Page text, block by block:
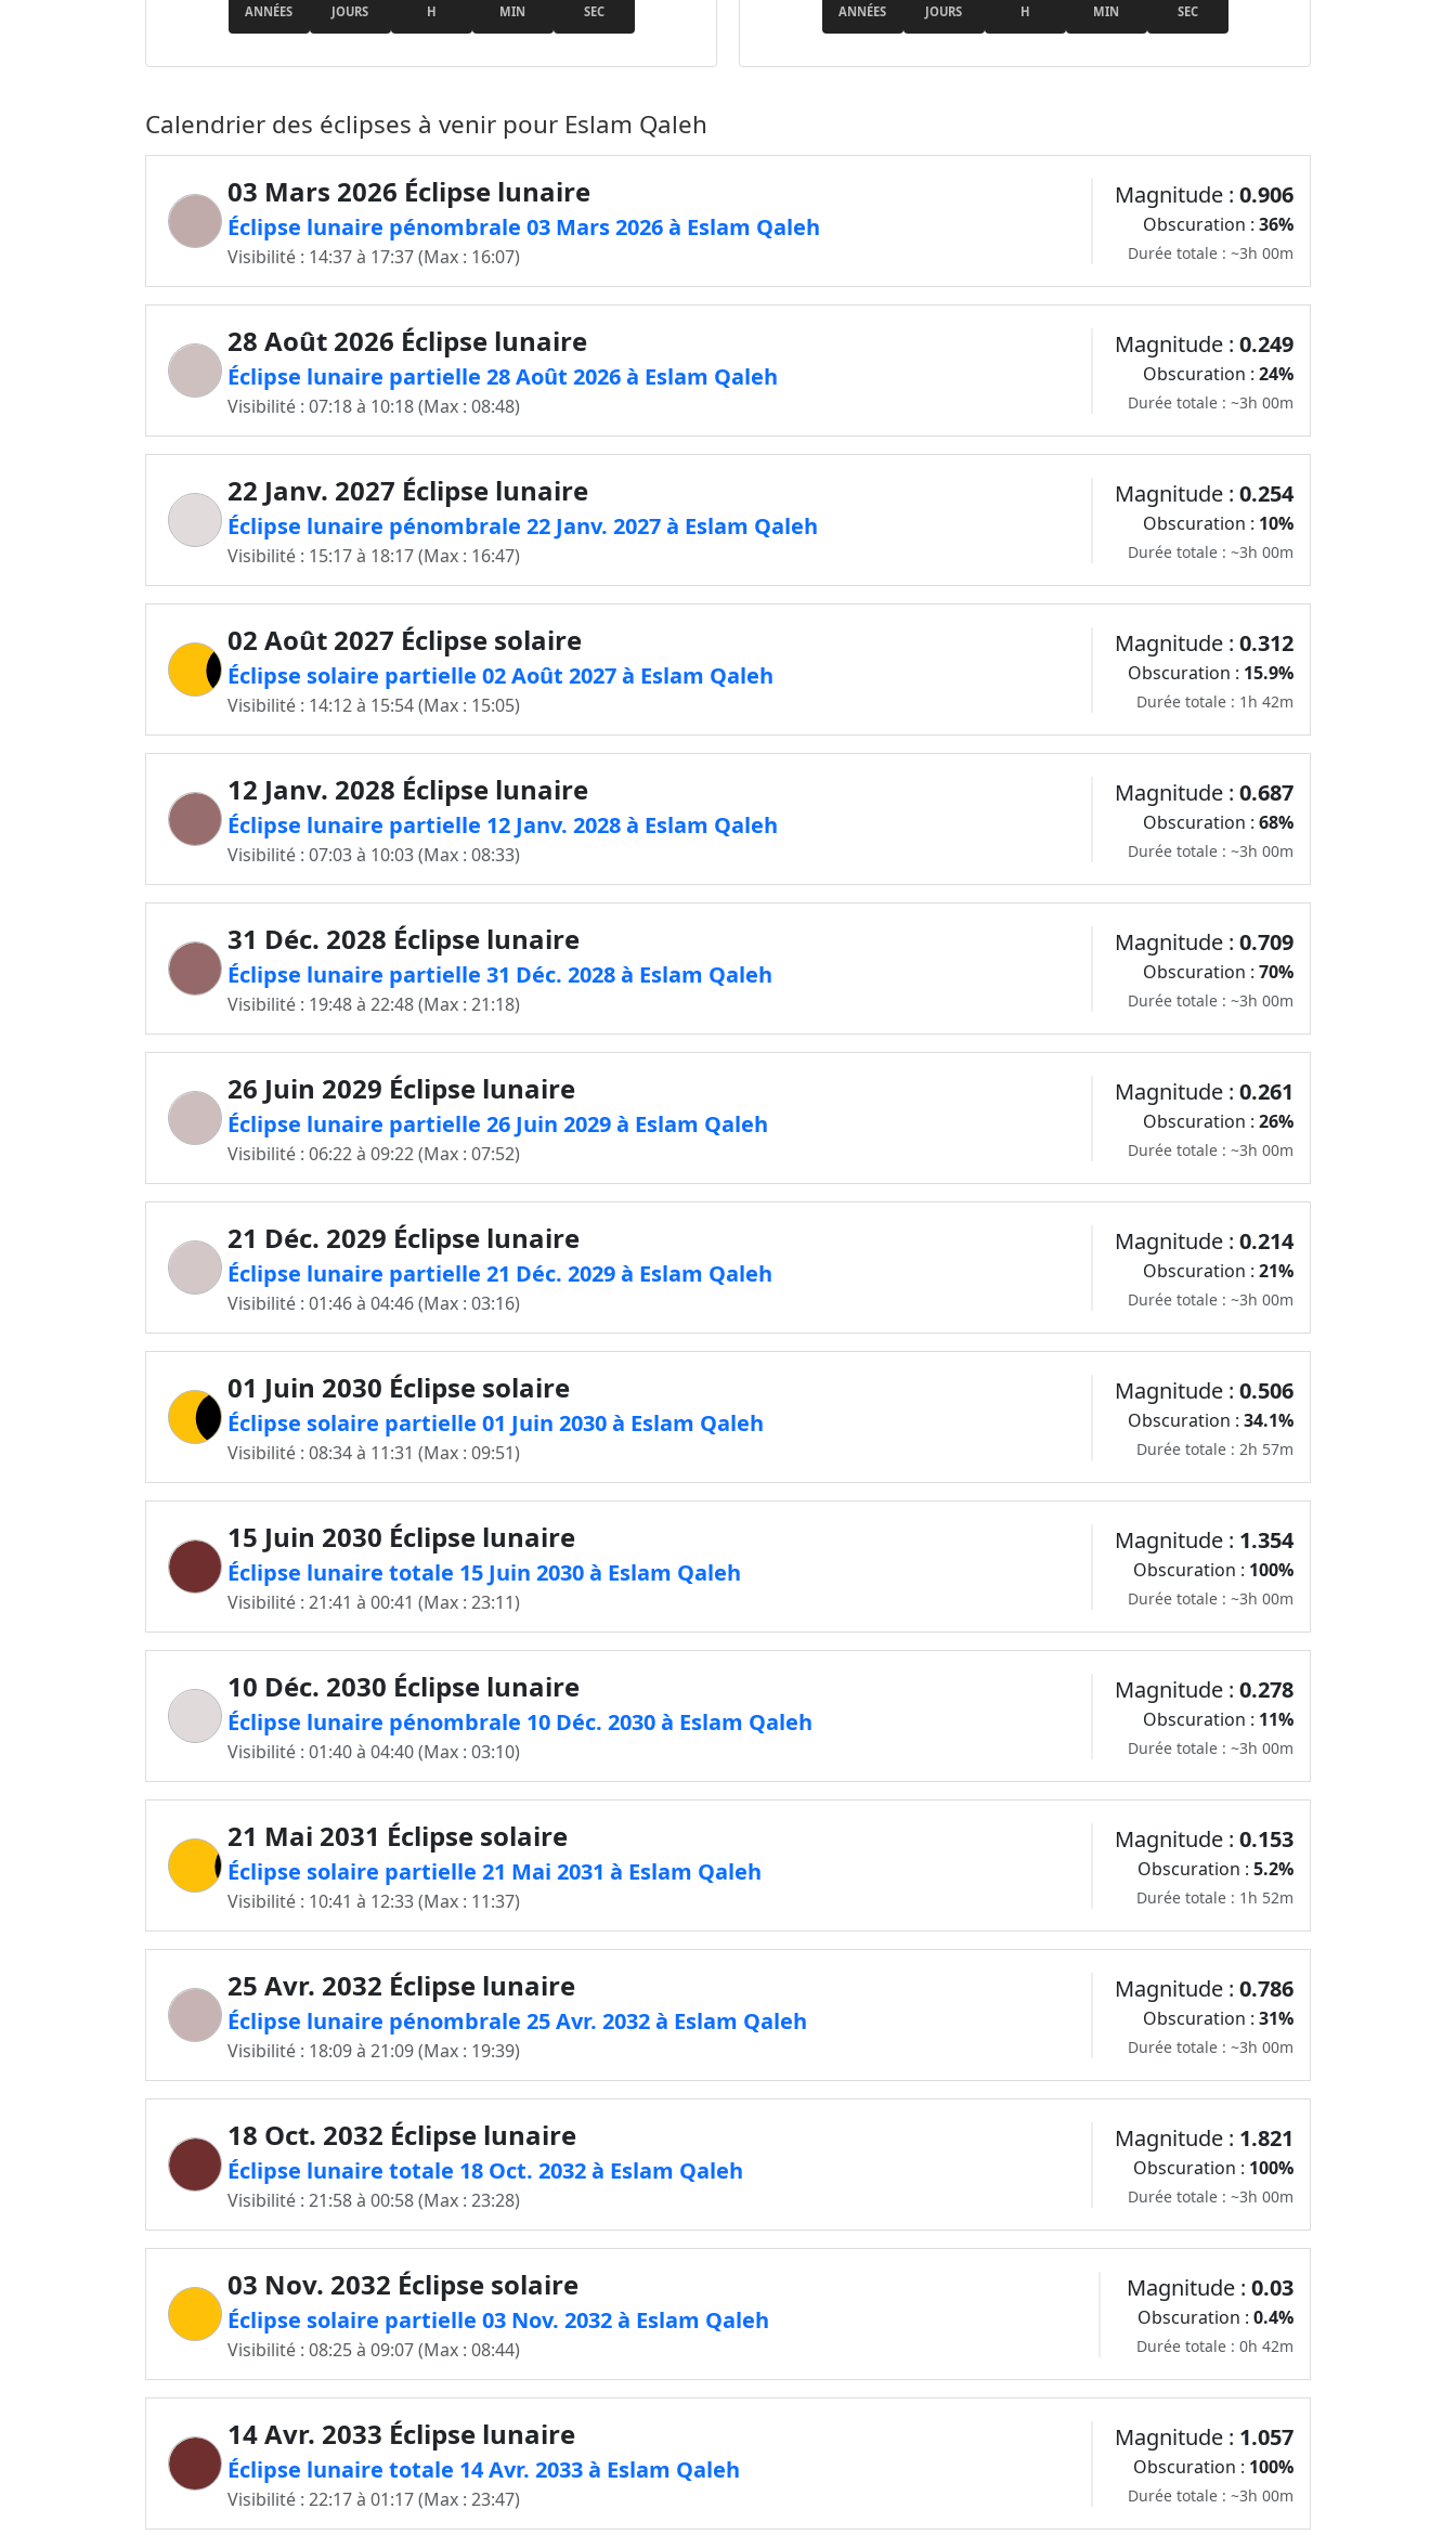
ANNÉES JOURS H MIN SEC ANNÉES JOURS H MIN SEC
Calendrier des éclipses à venir pour Eslam Qaleh
03 Mars 2026 Éclipse lunaire
Éclipse lunaire pénombrale 03 Mars 2026 à Eslam Qaleh
Visibilité : 14:37 à 17:37 (Max : 16:07)
Magnitude : 0.906
Obscuration : 36%
Durée totale : ~3h 00m
28 Août 2026 Éclipse lunaire
Éclipse lunaire partielle 28 Août 2026 à Eslam Qaleh
Visibilité : 07:18 à 10:18 (Max : 08:48)
Magnitude : 0.249
Obscuration : 24%
Durée totale : ~3h 00m
22 Janv. 2027 Éclipse lunaire
Éclipse lunaire pénombrale 22 Janv. 2027 à Eslam Qaleh
Visibilité : 15:17 à 18:17 (Max : 16:47)
Magnitude : 0.254
Obscuration : 10%
Durée totale : ~3h 00m
02 Août 2027 Éclipse solaire
Éclipse solaire partielle 02 Août 2027 à Eslam Qaleh
Visibilité : 14:12 à 15:54 (Max : 15:05)
Magnitude : 0.312
Obscuration : 15.9%
Durée totale : 1h 42m
12 Janv. 2028 Éclipse lunaire
Éclipse lunaire partielle 12 Janv. 2028 à Eslam Qaleh
Visibilité : 07:03 à 10:03 (Max : 08:33)
Magnitude : 0.687
Obscuration : 68%
Durée totale : ~3h 00m
31 Déc. 2028 Éclipse lunaire
Éclipse lunaire partielle 31 Déc. 2028 à Eslam Qaleh
Visibilité : 19:48 à 22:48 (Max : 21:18)
Magnitude : 0.709
Obscuration : 70%
Durée totale : ~3h 00m
26 Juin 2029 Éclipse lunaire
Éclipse lunaire partielle 26 Juin 2029 à Eslam Qaleh
Visibilité : 06:22 à 09:22 (Max : 07:52)
Magnitude : 0.261
Obscuration : 26%
Durée totale : ~3h 00m
21 Déc. 2029 Éclipse lunaire
Éclipse lunaire partielle 21 Déc. 2029 à Eslam Qaleh
Visibilité : 01:46 à 04:46 (Max : 03:16)
Magnitude : 0.214
Obscuration : 21%
Durée totale : ~3h 00m
01 Juin 2030 Éclipse solaire
Éclipse solaire partielle 01 Juin 2030 à Eslam Qaleh
Visibilité : 08:34 à 11:31 (Max : 09:51)
Magnitude : 0.506
Obscuration : 34.1%
Durée totale : 2h 57m
15 Juin 2030 Éclipse lunaire
Éclipse lunaire totale 15 Juin 2030 à Eslam Qaleh
Visibilité : 21:41 à 00:41 (Max : 23:11)
Magnitude : 1.354
Obscuration : 100%
Durée totale : ~3h 00m
10 Déc. 2030 Éclipse lunaire
Éclipse lunaire pénombrale 10 Déc. 2030 à Eslam Qaleh
Visibilité : 01:40 à 04:40 (Max : 03:10)
Magnitude : 0.278
Obscuration : 11%
Durée totale : ~3h 00m
21 Mai 2031 Éclipse solaire
Éclipse solaire partielle 21 Mai 2031 à Eslam Qaleh
Visibilité : 10:41 à 12:33 (Max : 11:37)
Magnitude : 0.153
Obscuration : 5.2%
Durée totale : 1h 52m
25 Avr. 2032 Éclipse lunaire
Éclipse lunaire pénombrale 25 Avr. 2032 à Eslam Qaleh
Visibilité : 18:09 à 21:09 (Max : 19:39)
Magnitude : 0.786
Obscuration : 31%
Durée totale : ~3h 00m
18 Oct. 2032 Éclipse lunaire
Éclipse lunaire totale 18 Oct. 2032 à Eslam Qaleh
Visibilité : 21:58 à 00:58 (Max : 23:28)
Magnitude : 1.821
Obscuration : 100%
Durée totale : ~3h 00m
03 Nov. 2032 Éclipse solaire
Éclipse solaire partielle 03 Nov. 2032 à Eslam Qaleh
Visibilité : 08:25 à 09:07 (Max : 08:44)
Magnitude : 0.03
Obscuration : 0.4%
Durée totale : 0h 42m
14 Avr. 2033 Éclipse lunaire
Éclipse lunaire totale 14 Avr. 2033 à Eslam Qaleh
Visibilité : 22:17 à 01:17 (Max : 23:47)
Magnitude : 1.057
Obscuration : 100%
Durée totale : ~3h 00m